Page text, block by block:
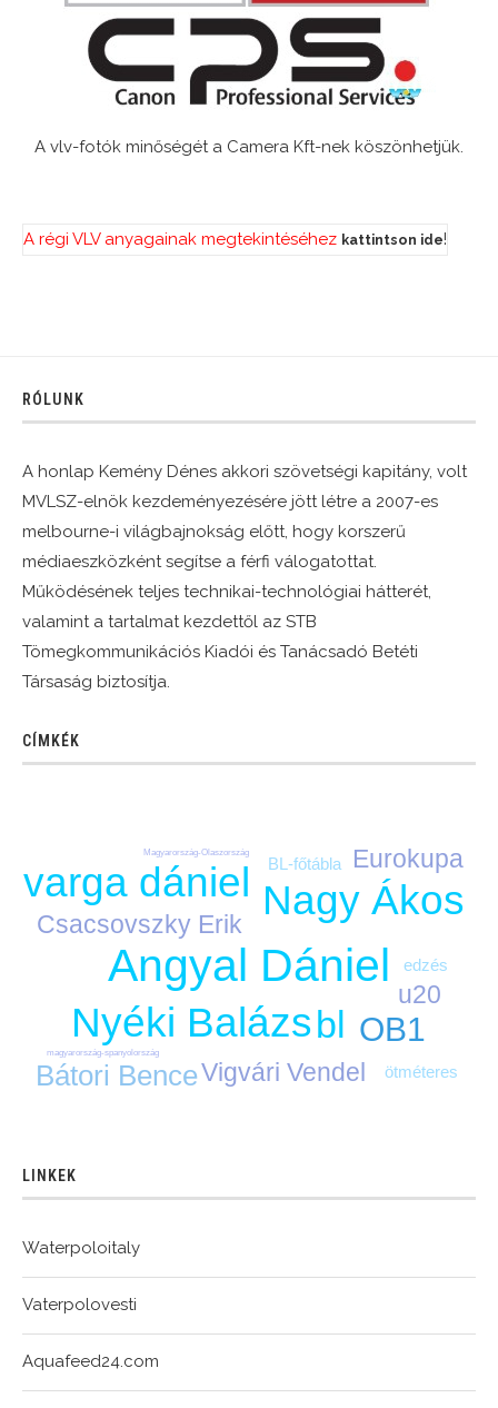
A vlv-fotók minőségét a Camera Kft-nek köszönhetjük.
A régi VLV anyagainak megtekintéséhez kattintson ide!
RÓLUNK
A honlap Kemény Dénes akkori szövetségi kapitány, volt
MVLSZ-elnök kezdeményezésére jött létre a 2007-es
melbourne-i világbajnokság előtt, hogy korszerű
médiaeszközként segítse a férfi válogatottat.
Működésének teljes technikai-technológiai hátterét,
valamint a tartalmat kezdettől az STB
Tömegkommunikációs Kiadói és Tanácsadó Betéti
Társaság biztosítja.
CÍMKÉK
Angyal Dániel
Nagy Ákos
Nyéki Balázs
varga dániel
bl OB1
Bátori Bence
Csacsovszky Erik
Eurokupa
u20
Vigvári Vendel
BL-főtábla
edzés
ötméteres
Magyarország-Olaszország
magyarország-spanyolország
LINKEK
Waterpoloitaly
Vaterpolovesti
Aquafeed24.com